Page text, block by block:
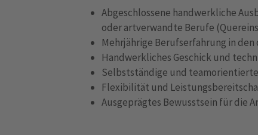
Abgeschlossene handwerkliche
oder artverwandte Berufe
Mehrjährige Berufserfahrung in
Handwerkliches Geschick und
Selbstständige und
Flexibilität und
Ausgeprägtes Bewusstsein für die